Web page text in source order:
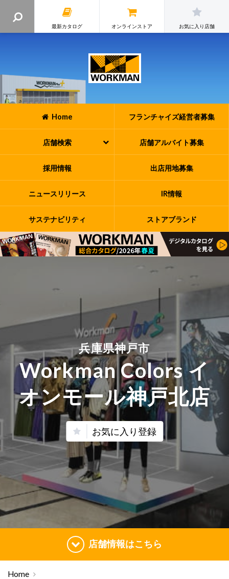
最新カタログ オンラインストア お気に入り店舗
Home フランチャイズ経営者募集
店舗検索 店舗アルバイト募集
採用情報 出店用地募集
ニュースリリース IR情報
サステナビリティ ストアブランド
兵庫県神戸市
Workman Colors イ
オンモール神戸北店
お気に入り登録
店舗情報はこちら
Home